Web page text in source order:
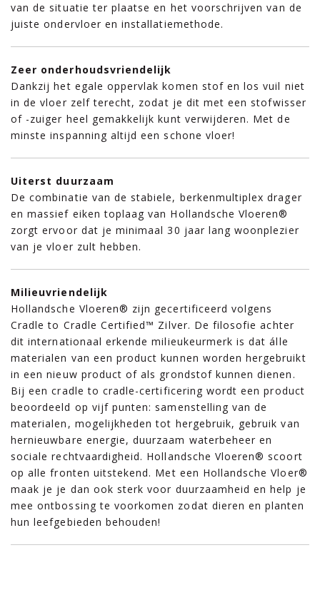
van de situatie ter plaatse en het voorschrijven van de
juiste ondervloer en installatiemethode.
Zeer onderhoudsvriendelijk
Dankzij het egale oppervlak komen stof en los vuil niet
in de vloer zelf terecht, zodat je dit met een stofwisser
of -zuiger heel gemakkelijk kunt verwijderen. Met de
minste inspanning altijd een schone vloer!
Uiterst duurzaam
De combinatie van de stabiele, berkenmultiplex drager
en massief eiken toplaag van Hollandsche Vloeren®
zorgt ervoor dat je minimaal 30 jaar lang woonplezier
van je vloer zult hebben.
Milieuvriendelijk
Hollandsche Vloeren® zijn gecertificeerd volgens
Cradle to Cradle Certified™ Zilver. De filosofie achter
dit internationaal erkende milieukeurmerk is dat álle
materialen van een product kunnen worden hergebruikt
in een nieuw product of als grondstof kunnen dienen.
Bij een cradle to cradle-certificering wordt een product
beoordeeld op vijf punten: samenstelling van de
materialen, mogelijkheden tot hergebruik, gebruik van
hernieuwbare energie, duurzaam waterbeheer en
sociale rechtvaardigheid. Hollandsche Vloeren® scoort
op alle fronten uitstekend. Met een Hollandsche Vloer®
maak je je dan ook sterk voor duurzaamheid en help je
mee ontbossing te voorkomen zodat dieren en planten
hun leefgebieden behouden!